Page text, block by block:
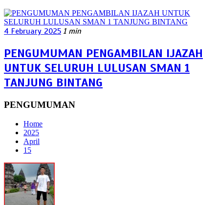
4 February 2025 1 min
PENGUMUMAN PENGAMBILAN IJAZAH
UNTUK SELURUH LULUSAN SMAN 1
TANJUNG BINTANG
PENGUMUMAN
Home
2025
April
15